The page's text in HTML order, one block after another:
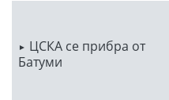
ЦСКА се прибра от
Батуми